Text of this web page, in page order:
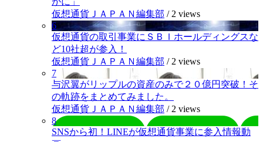
仮想通貨ＪＡＰＡＮ編集部 / 2 views
6
仮想通貨の取引事業にＳＢＩホールディングスな
ど10社超が参入！
仮想通貨ＪＡＰＡＮ編集部 / 2 views
7
与沢翼がリップルの資産のみで２０億円突破！そ
の軌跡をまとめてみました。
仮想通貨ＪＡＰＡＮ編集部 / 2 views
8
SNSから初！LINEが仮想通貨事業に参入情報動